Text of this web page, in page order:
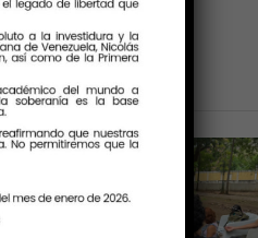
Últimas Noticias